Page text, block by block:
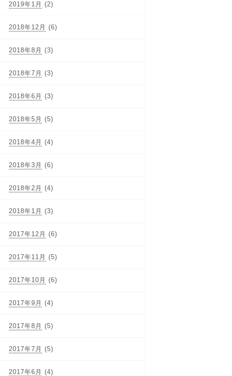
2019年1月 (2)
2018年12月 (6)
2018年8月 (3)
2018年7月 (3)
2018年6月 (3)
2018年5月 (5)
2018年4月 (4)
2018年3月 (6)
2018年2月 (4)
2018年1月 (3)
2017年12月 (6)
2017年11月 (5)
2017年10月 (6)
2017年9月 (4)
2017年8月 (5)
2017年7月 (5)
2017年6月 (4)